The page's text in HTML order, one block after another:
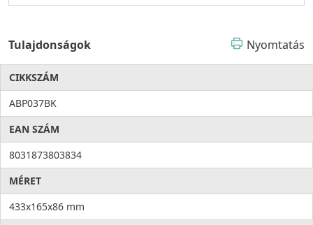
Tulajdonságok Nyomtatás
CIKKSZÁM
ABP037BK
EAN SZÁM
8031873803834
MÉRET
433x165x86 mm